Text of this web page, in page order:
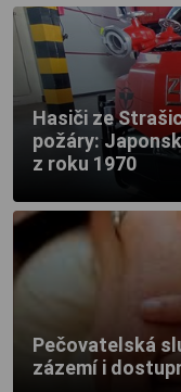
Hasiči ze
požáry:
z roku 1970
Pečovatelská
zázemí i